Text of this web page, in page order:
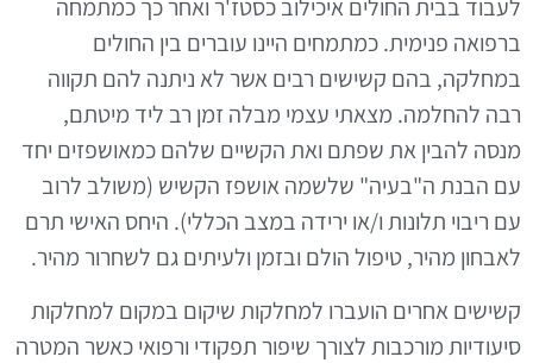
בבית החולים איכילוב כסטז'ר ואחר כך כמתמחה
פנימית. כמתמחים היינו עוברים בין החולים
בהם קשישים רבים אשר לא ניתנה להם תקווה
להחלמה. מצאתי עצמי מבלה זמן רב ליד מיטתם,
להבין את שפתם ואת הקשיים שלהם כמאושפזים יחד
הבנת ה"בעיה" שלשמה אושפז הקשיש (משולב לרוב
ריבוי תלונות ו/או ירידה במצב הכללי). היחס האישי תרם
מהיר, טיפול הולם ובזמן ולעיתים גם לשחרור מהיר.
אחרים הועברו למחלקות שיקום במקום למחלקות
מורכבות לצורך שיפור תפקודי ורפואי כאשר המטרה